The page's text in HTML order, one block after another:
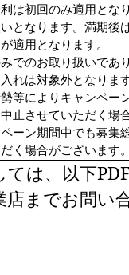
利は初回のみ適用と
となります。満期後
適用となります。
みでのお取り扱いで
れは対象外となりま
勢等によりキャンペ
止させていただく場
ペーン期間中でも募
く場合がございます
は、以下
までお問い